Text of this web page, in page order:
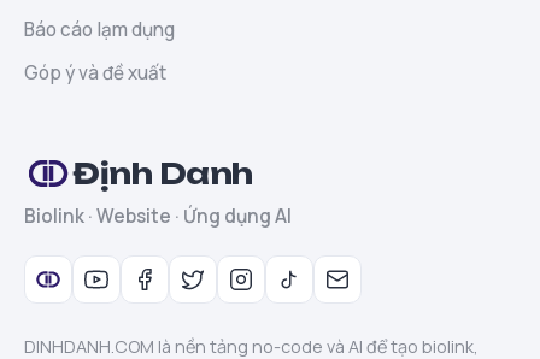
Báo cáo lạm dụng
Góp ý và đề xuất
Định Danh
Biolink · Website · Ứng dụng AI
DINHDANH.COM là nền tảng no-code và AI để tạo biolink,